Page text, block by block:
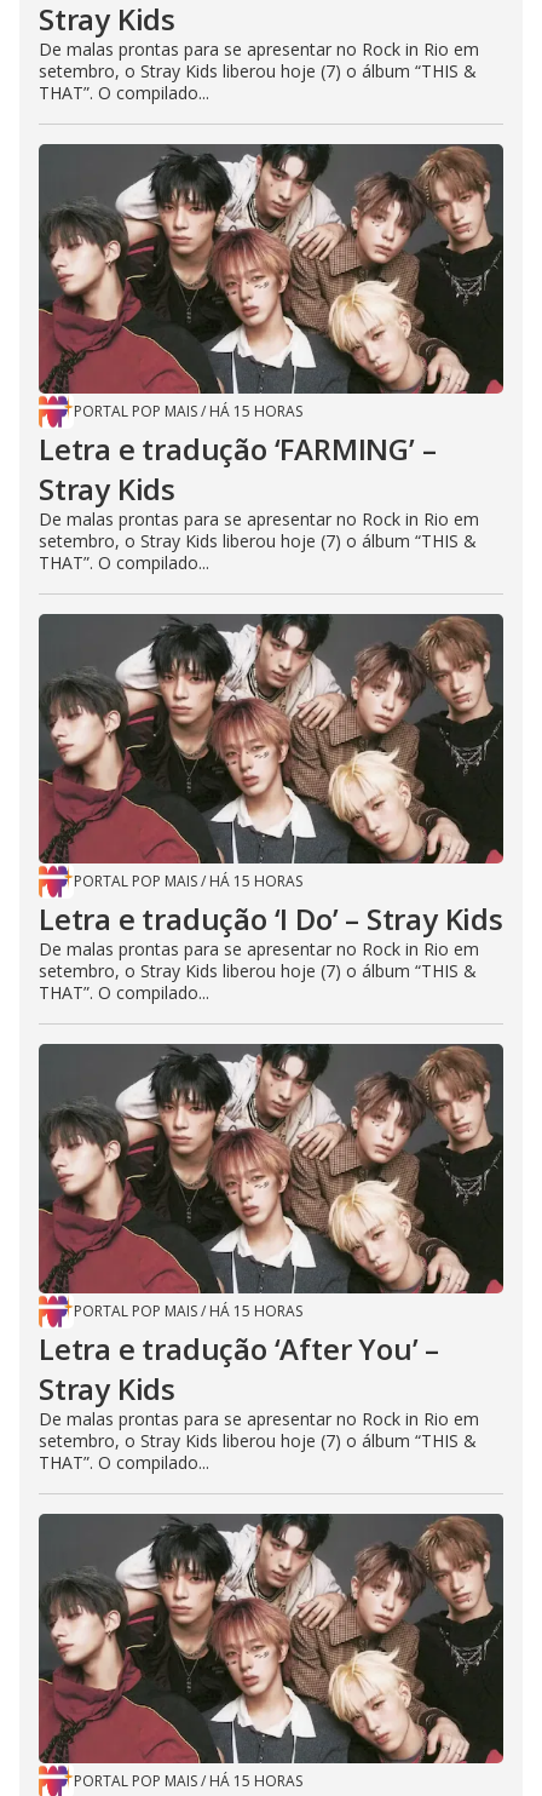
Stray Kids
De malas prontas para se apresentar no Rock in Rio em
setembro, o Stray Kids liberou hoje (7) o álbum “THIS &
THAT”. O compilado...
PORTAL POP MAIS/ HÁ 15 HORAS
Letra e tradução ‘FARMING’ –
Stray Kids
De malas prontas para se apresentar no Rock in Rio em
setembro, o Stray Kids liberou hoje (7) o álbum “THIS &
THAT”. O compilado...
PORTAL POP MAIS/ HÁ 15 HORAS
Letra e tradução ‘I Do’ – Stray Kids
De malas prontas para se apresentar no Rock in Rio em
setembro, o Stray Kids liberou hoje (7) o álbum “THIS &
THAT”. O compilado...
PORTAL POP MAIS/ HÁ 15 HORAS
Letra e tradução ‘After You’ –
Stray Kids
De malas prontas para se apresentar no Rock in Rio em
setembro, o Stray Kids liberou hoje (7) o álbum “THIS &
THAT”. O compilado...
PORTAL POP MAIS/ HÁ 15 HORAS